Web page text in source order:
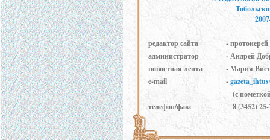
редактор сайта
-
администратор
- Андрей
новостная лента
- Мария
e-mail
-
(с
телефон/факс
8 (3452)